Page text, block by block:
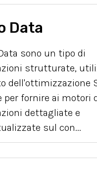
Data
sono un tipo di
strutturate,
dell'ottimizzazione
per fornire ai motori
dettagliate e
sul con...